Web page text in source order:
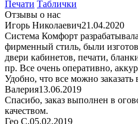
Печати Таблички
Отзывы о нас
Игорь Николаевич21.04.2020
Система Комфорт
фирменный стиль, были
двери кабинетов, печати,
пр. Все очень оперативно,
Удобно, что все можно
Валерия13.06.2019
Спасибо, заказ выполнен в
качеством.
Гео С.05.02.2019